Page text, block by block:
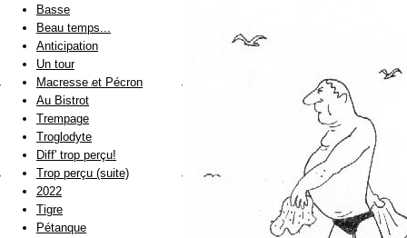
Basse
Beau temps...
Anticipation
Un tour
Macresse et Pécron
Au Bistrot
Trempage
Troglodyte
Diff' trop perçu!
Trop perçu (suite)
2022
Tigre
Pétanque